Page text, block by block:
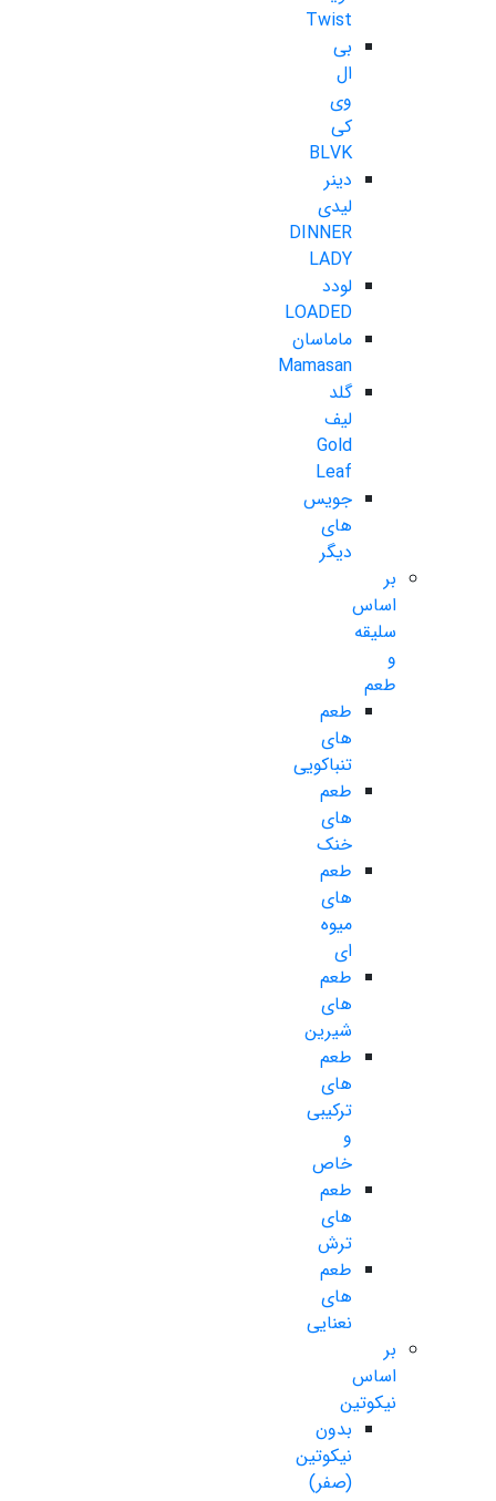
Twist
بی
ال
وی
کی
BLVK
دینر
لیدی
DINNER
LADY
لودد
LOADED
ماماسان
Mamasan
گلد
لیف
Gold
Leaf
جویس
های
دیگر
بر
اساس
سلیقه
و
طعم
طعم
های
تنباکویی
طعم
های
خنک
طعم
های
میوه
ای
طعم
های
شیرین
طعم
های
ترکیبی
و
خاص
طعم
های
ترش
طعم
های
نعنایی
بر
اساس
نیکوتین
بدون
نیکوتین
(صفر)